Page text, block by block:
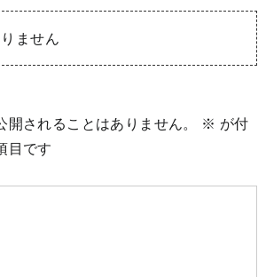
ません
開されることはありません。 ※ が付
目です